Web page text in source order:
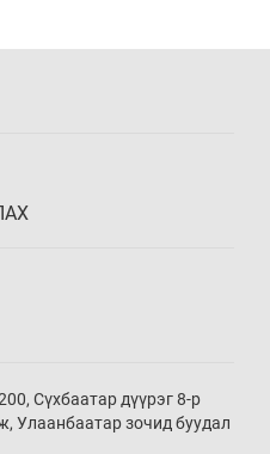
Сүхбаатар дүүрэг 8-р
Улаанбаатар зочид буудал